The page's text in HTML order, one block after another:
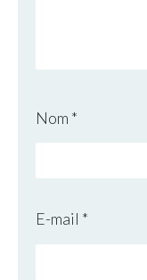
Nom *
E-mail *